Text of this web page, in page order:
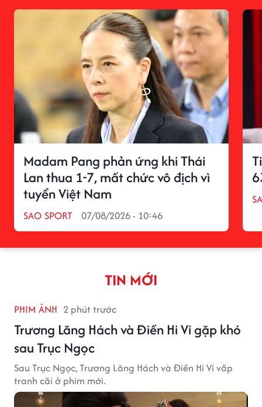
Madam Pang phản ứng khi Thái
Lan thua 1-7, mất chức vô địch vì
tuyển Việt Nam
SAO SPORT 07/08/2026 - 10:46
TIN MỚI
PHIM ẢNH 2 phút trước
Trương Lăng Hách và Điền Hi Vi gặp khó
sau Trục Ngọc
Sau Trục Ngọc, Trương Lăng Hách và Điền Hi Vi vấp
tranh cãi ở phim mới.